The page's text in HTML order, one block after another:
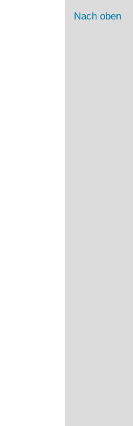
Nach oben